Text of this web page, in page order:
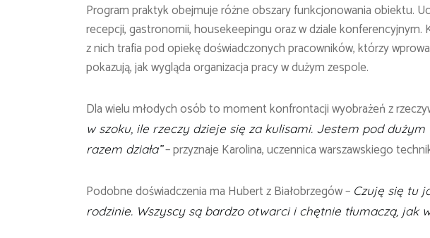
Program praktyk obejmuje różne obszary funkcjonowania obiektu.
recepcji, gastronomii, housekeepingu oraz w dziale konferencyjnym.
z nich trafia pod opiekę doświadczonych pracowników, którzy
pokazują, jak wygląda organizacja pracy w dużym zespole.
Dla wielu młodych osób to moment konfrontacji wyobrażeń z
w szoku, ile rzeczy dzieje się za kulisami. Jestem pod
razem działa”– przyznaje Karolina, uczennica warszawskiego
Podobne doświadczenia ma Hubert z Białobrzegów – Czuję się tu
rodzinie. Wszyscy są bardzo otwarci i chętnie tłumaczą, jak